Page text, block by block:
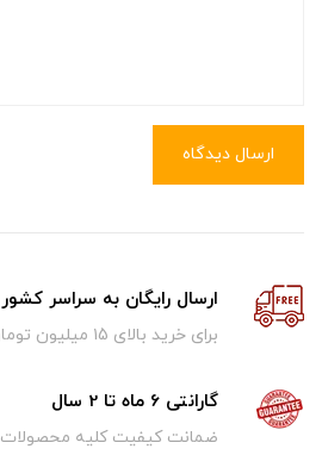
ارسال دیدگاه
ارسال رایگان به سراسر کشور
برای خرید بالای ۱5 میلیون تومان
گارانتی 6 ماه تا 2 سال
ضمانت کیفیت کلیه محصولات